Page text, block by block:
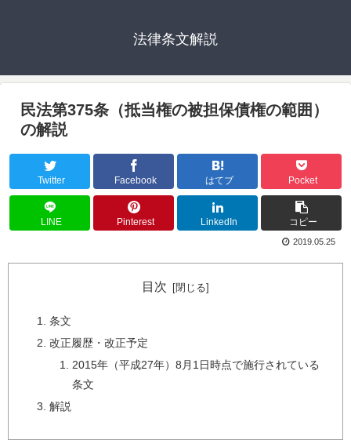
法律条文解説
民法第375条（抵当権の被担保債権の範囲）
の解説
Twitter Facebook はてブ Pocket
LINE Pinterest LinkedIn コピー
2019.05.25
目次
条文
改正履歴・改正予定
2015年（平成27年）8月1日時点で施行されている
条文
解説